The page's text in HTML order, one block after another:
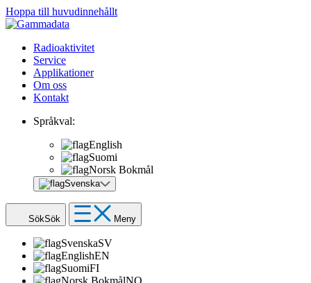
Hoppa till huvudinnehållt
Radioaktivitet
Service
Applikationer
Om oss
Kontakt
Språkval:
English
Suomi
Norsk Bokmål
Svenska
SökSök Meny
SvenskaSV
EnglishEN
SuomiFI